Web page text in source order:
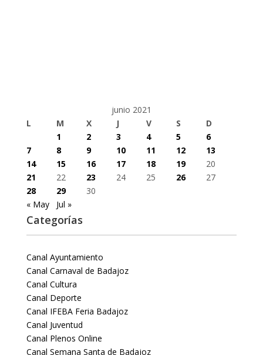
junio 2021
L
M X J V S
D
1
2 3 4 5
6
7
8 9 10 11 12
13
14
15 16 17 18 19
20
21
22 23 24 25 26
27
28
29
30
« May
Jul »
Categorías
Canal Ayuntamiento
Canal Carnaval de Badajoz
Canal Cultura
Canal Deporte
Canal IFEBA Feria Badajoz
Canal Juventud
Canal Plenos Online
Canal Semana Santa de Badajoz